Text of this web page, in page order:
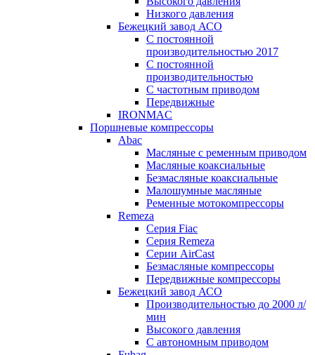
Низкого давления
Бежецкий завод АСО
C постоянной
производительностью 2017
C постоянной
производительностью
С частотным приводом
Передвижные
IRONMAC
Поршневые компрессоры
Abac
Масляные с ременным приводом
Маcляные коаксиальные
Безмаcляные коаксиальные
Малошумные масляные
Ременные мотокомпрессоры
Remeza
Серия Fiac
Серия Remeza
Серии AirCast
Безмасляные компрессоры
Передвижные компрессоры
Бежецкий завод АСО
Производительностью до 2000 л/
мин
Высокого давления
С автономным приводом